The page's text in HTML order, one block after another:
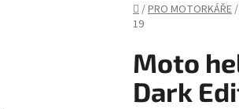
Domů
/PRO MOTORKÁŘE/
19
Moto
Dark